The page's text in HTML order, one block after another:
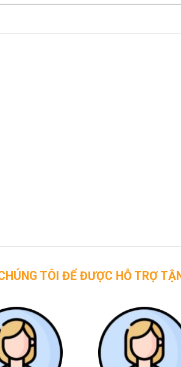
ĐỂ ĐƯỢC HỖ TRỢ TẬN